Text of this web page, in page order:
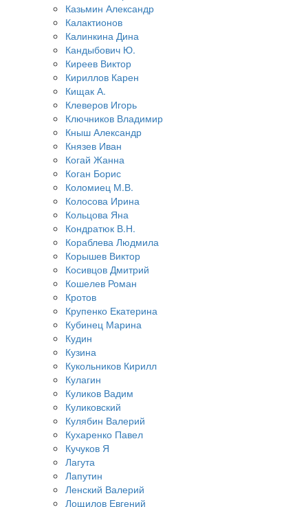
Казьмин Александр
Калактионов
Калинкина Дина
Кандыбович Ю.
Киреев Виктор
Кириллов Карен
Кищак А.
Клеверов Игорь
Ключников Владимир
Кныш Александр
Князев Иван
Когай Жанна
Коган Борис
Коломиец М.В.
Колосова Ирина
Кольцова Яна
Кондратюк В.Н.
Кораблева Людмила
Корышев Виктор
Косивцов Дмитрий
Кошелев Роман
Кротов
Крупенко Екатерина
Кубинец Марина
Кудин
Кузина
Кукольников Кирилл
Кулагин
Куликов Вадим
Куликовский
Кулябин Валерий
Кухаренко Павел
Кучуков Я
Лагута
Лапутин
Ленский Валерий
Лощилов Евгений